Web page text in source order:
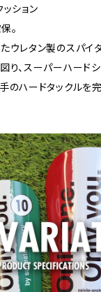
ション
。
ウレタン製のスパイ
り、スーパーハード
ハードタックルを完